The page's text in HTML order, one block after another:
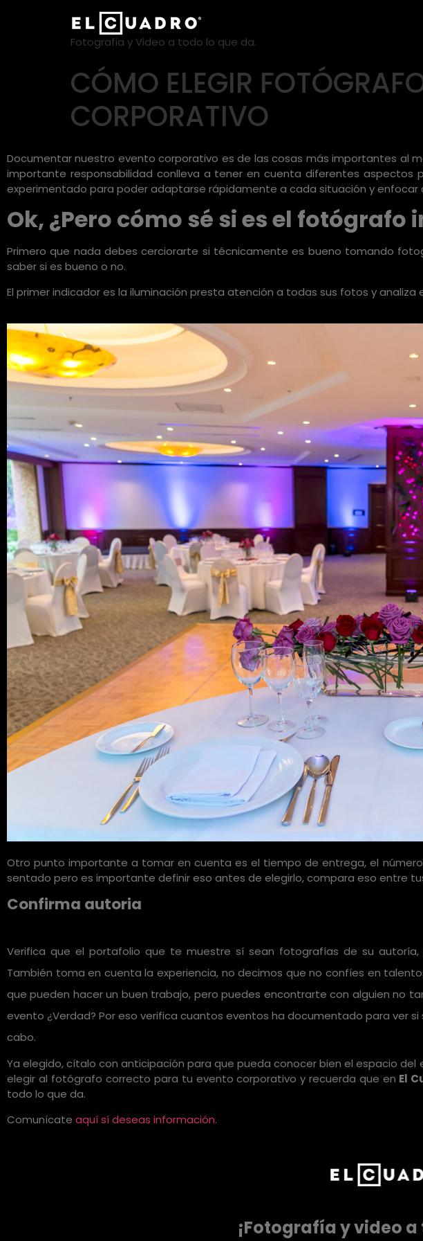
Fotografia y Video a todo lo que da.
CÓMO ELEGIR
CORPORATIVO
Documentar nuestro evento corporativo es de las cosas más importantes al
importante responsabilidad conlleva a tener en cuenta diferentes aspectos
experimentado para poder adaptarse rápidamente a cada situación y
Ok, ¿Pero cómo sé si es el fotógrafo
Primero que nada debes cerciorarte si técnicamente es bueno tomando
saber si es bueno o no.
El primer indicador es la iluminación presta atención a todas sus fotos y analiza
Otro punto importante a tomar en cuenta es el tiempo de entrega, el
sentado pero es importante definir eso antes de elegirlo, compara eso entre
Confirma autoria
Verifica que el portafolio que te muestre sí sean fotografías de su
También toma en cuenta la experiencia, no decimos que no confíes en
que pueden hacer un buen trabajo, pero puedes encontrarte con alguien no
evento ¿Verdad? Por eso verifica cuantos eventos ha documentado para ver
cabo.
Ya elegido, cítalo con anticipación para que pueda conocer bien el espacio
elegir al fotógrafo correcto para tu evento corporativo y recuerda que en El
todo lo que da.
Comunícate aquí sí deseas información.
¡Fotografía y video